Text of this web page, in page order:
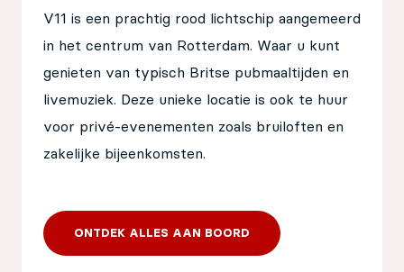
V11 is een prachtig rood lichtschip aangemeerd
in het centrum van Rotterdam. Waar u kunt
genieten van typisch Britse pubmaaltijden en
livemuziek. Deze unieke locatie is ook te huur
voor privé-evenementen zoals bruiloften en
zakelijke bijeenkomsten.
ONTDEK ALLES AAN BOORD